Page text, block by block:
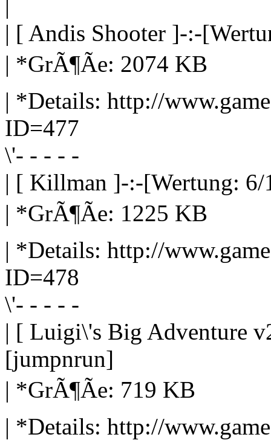
| [ Andis Shooter ]-:-
| *GrÃ¶Ãe: 2074 KB
| *Details: http://
ID=477
\'- - - - -
| [ Killman ]-:-[Wertung:
| *GrÃ¶Ãe: 1225 KB
| *Details: http://
ID=478
\'- - - - -
| [ Luigi\'s Big Adventure
[jumpnrun]
| *GrÃ¶Ãe: 719 KB
| *Details: http://